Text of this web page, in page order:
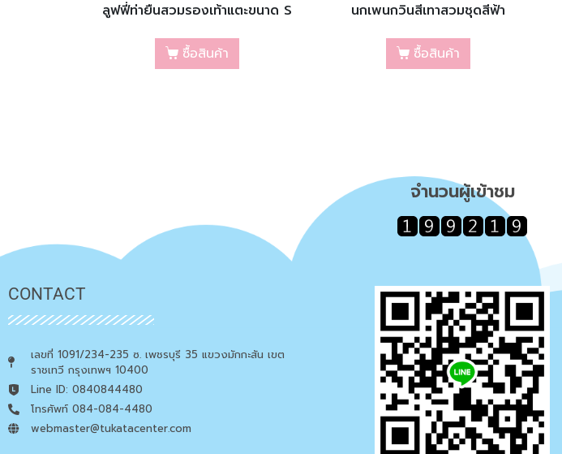
ลูฟฟี่ท่ายืนสวมรองเท้าแตะขนาด S
ซื้อสินค้า
นกเพนกวินสีเทาสวมชุดสีฟ้า
ซื้อสินค้า
จำนวนผู้เข้าชม
CONTACT
เลขที่ 1091/234-235 ซ. เพชรบุรี 35 แขวงมักกะสัน เขต
ราชเทวี กรุงเทพฯ 10400
Line ID: 0840844480
โทรศัพท์ 084-084-4480
webmaster@tukatacenter.com